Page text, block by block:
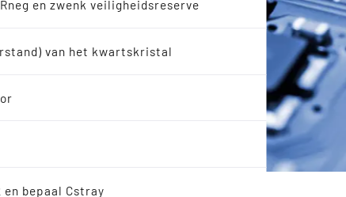
en zwenk veiligheidsreserve
van het kwartskristal
bepaal Cstray